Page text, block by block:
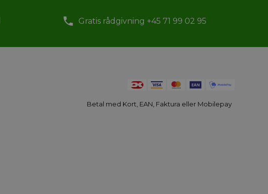
Gratis rådgivning +45 71 99 02 95
Betal med Kort, EAN, Faktura eller Mobilepay